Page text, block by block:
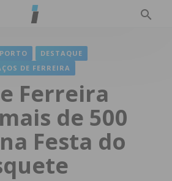
DESTAQUE
DE FERREIRA
Ferreira
de 500
Festa do